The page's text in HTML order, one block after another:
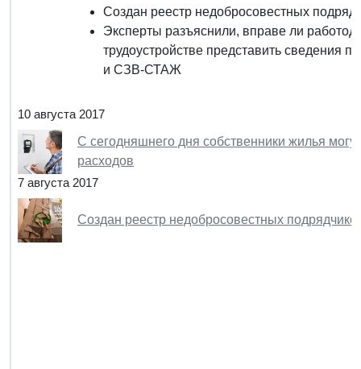
Создан реестр недобросовестных
Эксперты разъяснили, вправе ли
трудоустройстве представить
и СЗВ-СТАЖ
10 августа 2017
С сегодняшнего дня собственники жилья
расходов
7 августа 2017
Создан реестр недобросовестных